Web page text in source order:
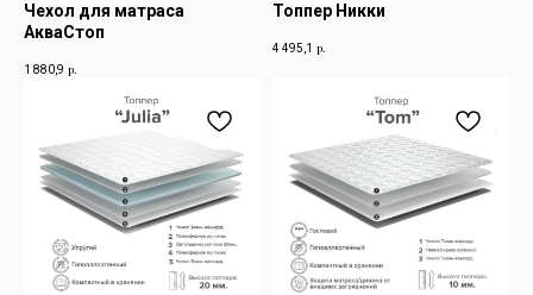
Чехол для матраса
АкваСтоп
1 880,9 р.
Топпер Никки
4 495,1 р.